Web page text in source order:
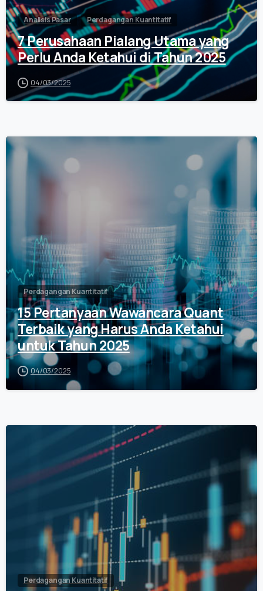
Analisis Pasar Perdagangan Kuantitatif
7 Perusahaan Pialang Utama yang
Perlu Anda Ketahui di Tahun 2025
04/03/2025
Perdagangan Kuantitatif
15 Pertanyaan Wawancara Quant
Terbaik yang Harus Anda Ketahui
untuk Tahun 2025
04/03/2025
Perdagangan Kuantitatif